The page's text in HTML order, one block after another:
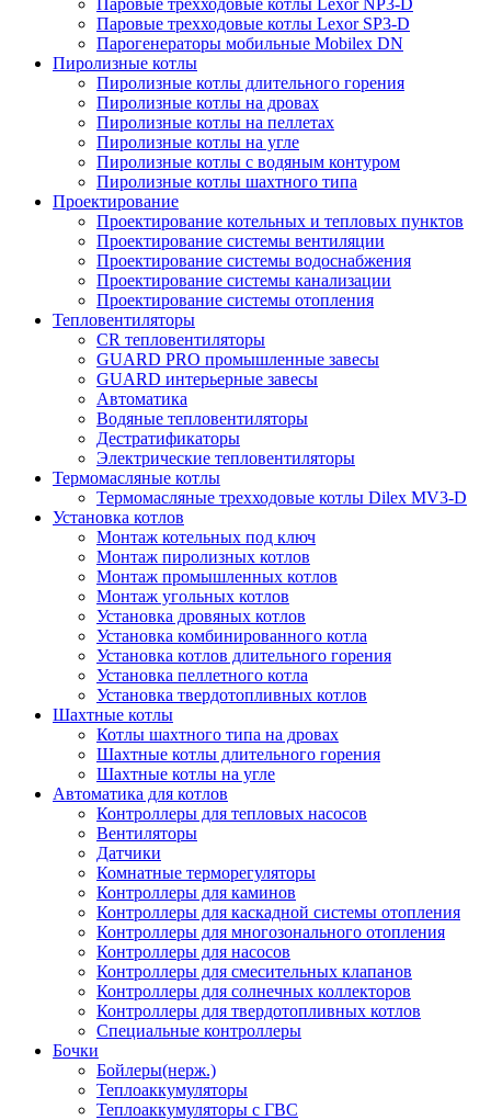
Паровые трехходовые котлы Lexor NP3-D
Паровые трехходовые котлы Lexor SP3-D
Парогенераторы мобильные Mobilex DN
Пиролизные котлы
Пиролизные котлы длительного горения
Пиролизные котлы на дровах
Пиролизные котлы на пеллетах
Пиролизные котлы на угле
Пиролизные котлы с водяным контуром
Пиролизные котлы шахтного типа
Проектирование
Проектирование котельных и тепловых пунктов
Проектирование системы вентиляции
Проектирование системы водоснабжения
Проектирование системы канализации
Проектирование системы отопления
Тепловентиляторы
CR тепловентиляторы
GUARD PRO промышленные завесы
GUARD интерьерные завесы
Автоматика
Водяные тепловентиляторы
Дестратификаторы
Электрические тепловентиляторы
Термомасляные котлы
Термомасляные трехходовые котлы Dilex MV3-D
Установка котлов
Монтаж котельных под ключ
Монтаж пиролизных котлов
Монтаж промышленных котлов
Монтаж угольных котлов
Установка дровяных котлов
Установка комбинированного котла
Установка котлов длительного горения
Установка пеллетного котла
Установка твердотопливных котлов
Шахтные котлы
Котлы шахтного типа на дровах
Шахтные котлы длительного горения
Шахтные котлы на угле
Автоматика для котлов
Контроллеры для тепловых насосов
Вентиляторы
Датчики
Комнатные терморегуляторы
Контроллеры для каминов
Контроллеры для каскадной системы отопления
Контроллеры для многозонального отопления
Контроллеры для насосов
Контроллеры для смесительных клапанов
Контроллеры для солнечных коллекторов
Контроллеры для твердотопливных котлов
Специальные контроллеры
Бочки
Бойлеры(нерж.)
Теплоаккумуляторы
Теплоаккумуляторы с ГВС